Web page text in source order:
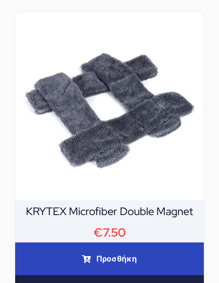
KRYTEX Microfiber Double Magnet
€7.50
Προσθήκη